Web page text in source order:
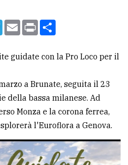
Telegram
EmailPrint
guidate con la Pro Loco per il
a Brunate, seguita il 23
della bassa milanese. Ad
Monza e la corona ferrea,
l'Euroflora a Genova.